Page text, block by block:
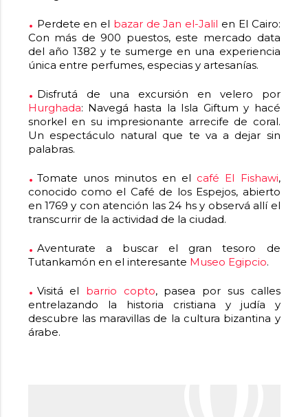
Perdete en el bazar de Jan el-Jalil en El Cairo:
Con más de 900 puestos, este mercado data
del año 1382 y te sumerge en una experiencia
única entre perfumes, especias y artesanías.
Disfrutá de una excursión en velero por
Hurghada: Navegá hasta la Isla Giftum y hacé
snorkel en su impresionante arrecife de coral.
Un espectáculo natural que te va a dejar sin
palabras.
Tomate unos minutos en el café El Fishawi,
conocido como el Café de los Espejos, abierto
en 1769 y con atención las 24 hs y observá allí el
transcurrir de la actividad de la ciudad.
Aventurate a buscar el gran tesoro de
Tutankamón en el interesante Museo Egipcio.
Visitá el barrio copto, pasea por sus calles
entrelazando la historia cristiana y judía y
descubre las maravillas de la cultura bizantina y
árabe.